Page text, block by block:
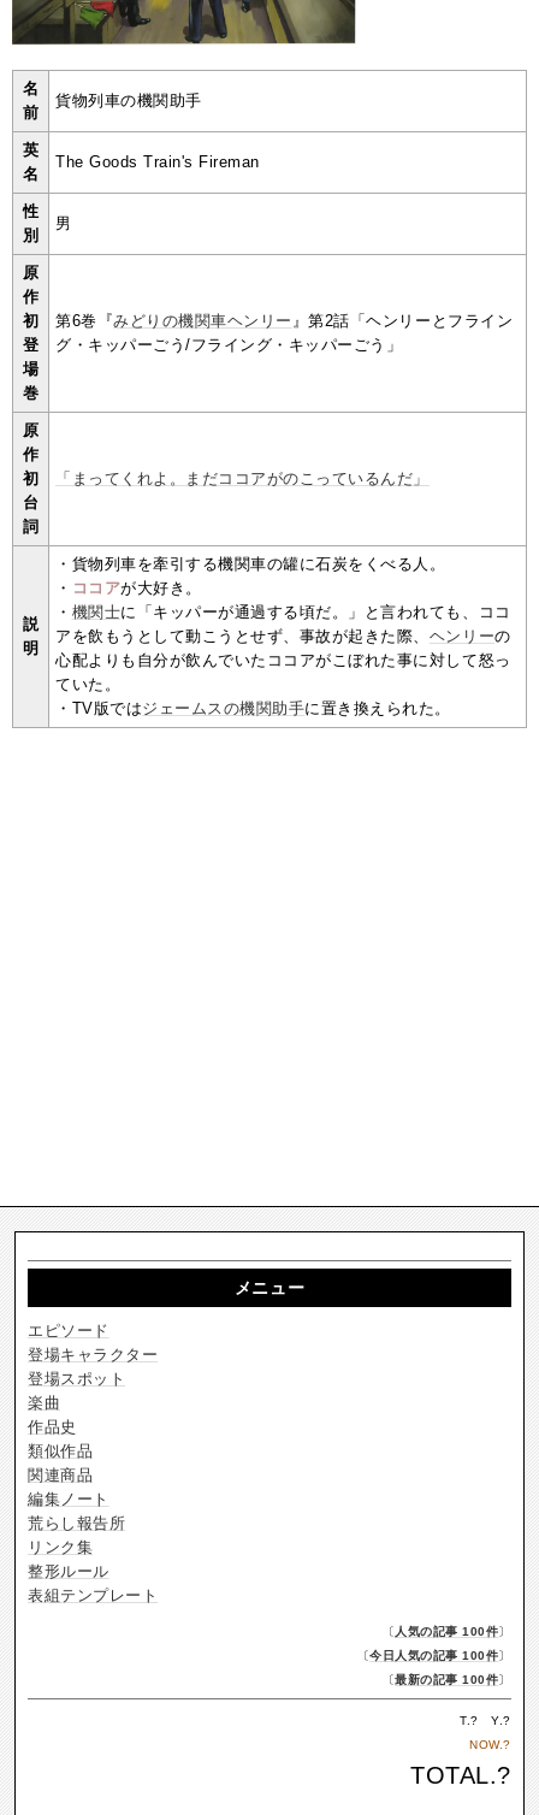
名
前
貨物列車の機関助手
英
名
The Goods Train's Fireman
性
別
男
原
作
初
登
場
巻
第6巻『みどりの機関車ヘンリー 』第2話「ヘンリーとフライン
グ・キッパーごう/フライング・キッパーごう」
原
作
初
台
詞
「まってくれよ。まだココアがのこっているんだ」
説
明
・貨物列車を牽引する機関車の罐に石炭をくべる人。
・ ココアが大好き。
・ 機関士に「キッパーが通過する頃だ。」と言われても、ココ
アを飲もうとして動こうとせず、事故が起きた際、 ヘンリーの
心配よりも自分が飲んでいたココアがこぼれた事に対して怒っ
ていた。
・TV版ではジェームスの機関助手に置き換えられた。
メニュー
エピソード
登場キャラクター
登場スポット
楽曲
作品史
類似作品
関連商品
編集ノート
荒らし報告所
リンク集
整形ルール
表組テンプレート
〔 人気の記事 100件〕
〔今日人気の記事 100件〕
〔最新の記事 100件〕
T.? Y.?
NOW.?
TOTAL.?